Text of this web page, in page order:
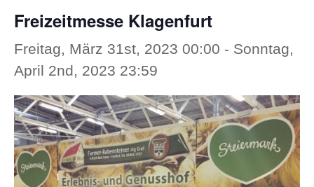
Freizeitmesse Klagenfurt
Freitag, März 31st, 2023 00:00 - Sonntag,
April 2nd, 2023 23:59